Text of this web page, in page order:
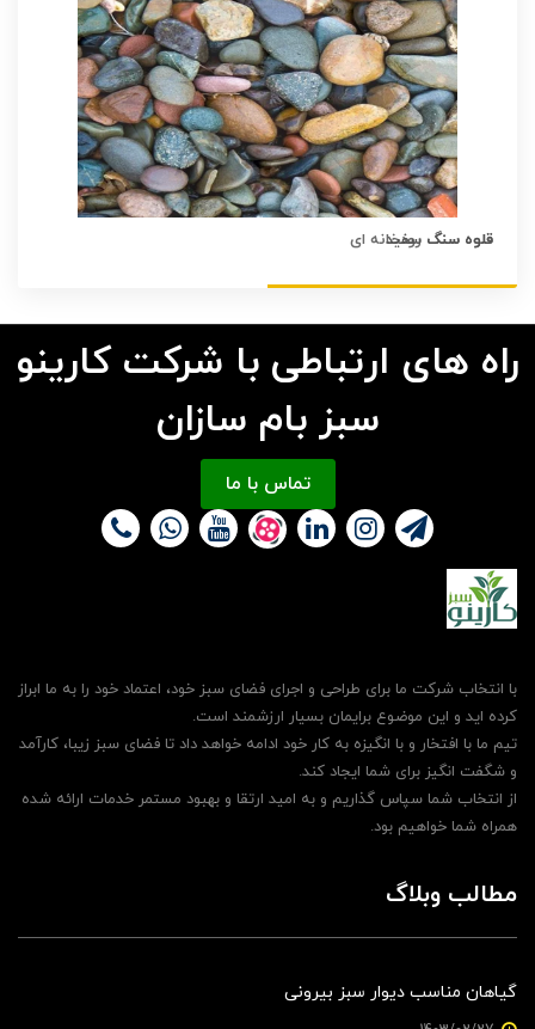
قلوه سنگ رودخانه ای
قلوه سنگ سفید
راه های ارتباطی با شرکت کارینو
سبز بام سازان
تماس با ما
با انتخاب شرکت ما برای طراحی و اجرای فضای سبز خود، اعتماد خود را به ما ابراز
کرده اید و این موضوع برایمان بسیار ارزشمند است.
تیم ما با افتخار و با انگیزه به کار خود ادامه خواهد داد تا فضای سبز زیبا، کارآمد
و شگفت انگیز برای شما ایجاد کند.
از انتخاب شما سپاس گذاریم و به امید ارتقا و بهبود مستمر خدمات ارائه شده
همراه شما خواهیم بود.
مطالب وبلاگ
گیاهان مناسب دیوار سبز بیرونی